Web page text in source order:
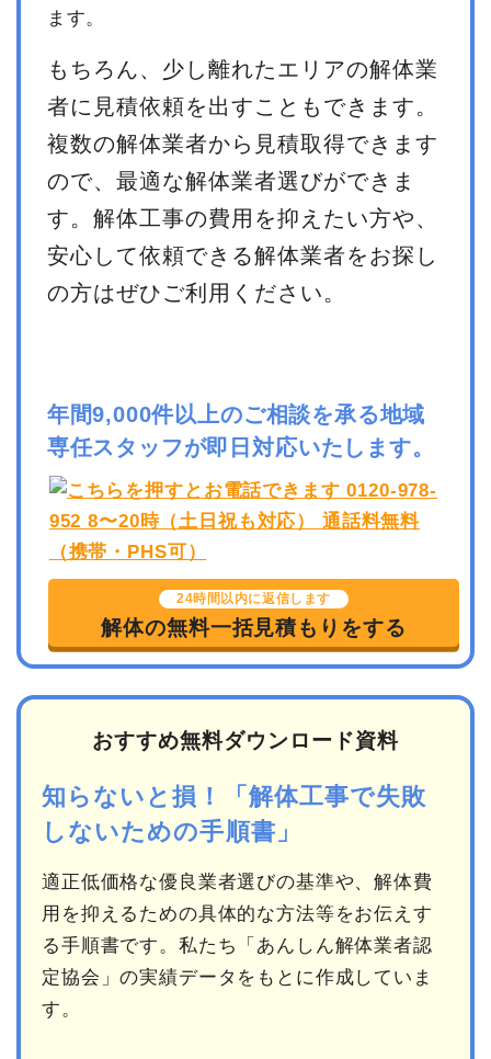
ます。
もちろん、少し離れたエリアの解体業
者に見積依頼を出すこともできます。
複数の解体業者から見積取得できます
ので、最適な解体業者選びができま
す。解体工事の費用を抑えたい方や、
安心して依頼できる解体業者をお探し
の方はぜひご利用ください。
年間9,000件以上のご相談を承る地域
専任スタッフが即日対応いたします。
24時間以内に返信します
解体の無料一括見積もりをする
おすすめ無料ダウンロード資料
知らないと損！「解体工事で失敗
しないための手順書」
適正低価格な優良業者選びの基準や、解体費
用を抑えるための具体的な方法等をお伝えす
る手順書です。私たち「あんしん解体業者認
定協会」の実績データをもとに作成していま
す。